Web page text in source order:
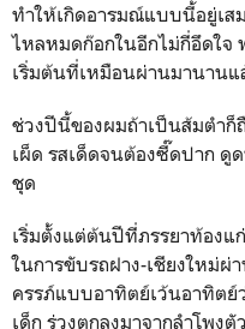
ทำให้เกิดอารมณ์แบบนี้อยู่เส
ไหลหมดก๊อกในอีกไม่กี่อึดใจ
เริ่มต้นที่เหมือนผ่านมานานแ
ช่วงปีนี้ของผมถ้าเป็นส้มตำก็
เผ็ด รสเด็ดจนต้องซี๊ดปาก ดู
ชุด
เริ่มตั้งแต่ต้นปีที่ภรรยาท้องแ
ในการขับรถฝาง-เชียงใหม่ผ่
ครรภ์แบบอาทิตย์เว้นอาทิต
เด็ก ร่วงตกลงมาจากลำโพง